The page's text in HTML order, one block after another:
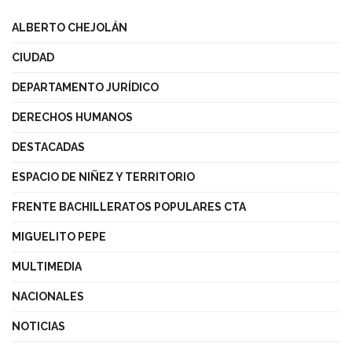
ALBERTO CHEJOLÁN
CIUDAD
DEPARTAMENTO JURÍDICO
DERECHOS HUMANOS
DESTACADAS
ESPACIO DE NIÑEZ Y TERRITORIO
FRENTE BACHILLERATOS POPULARES CTA
MIGUELITO PEPE
MULTIMEDIA
NACIONALES
NOTICIAS